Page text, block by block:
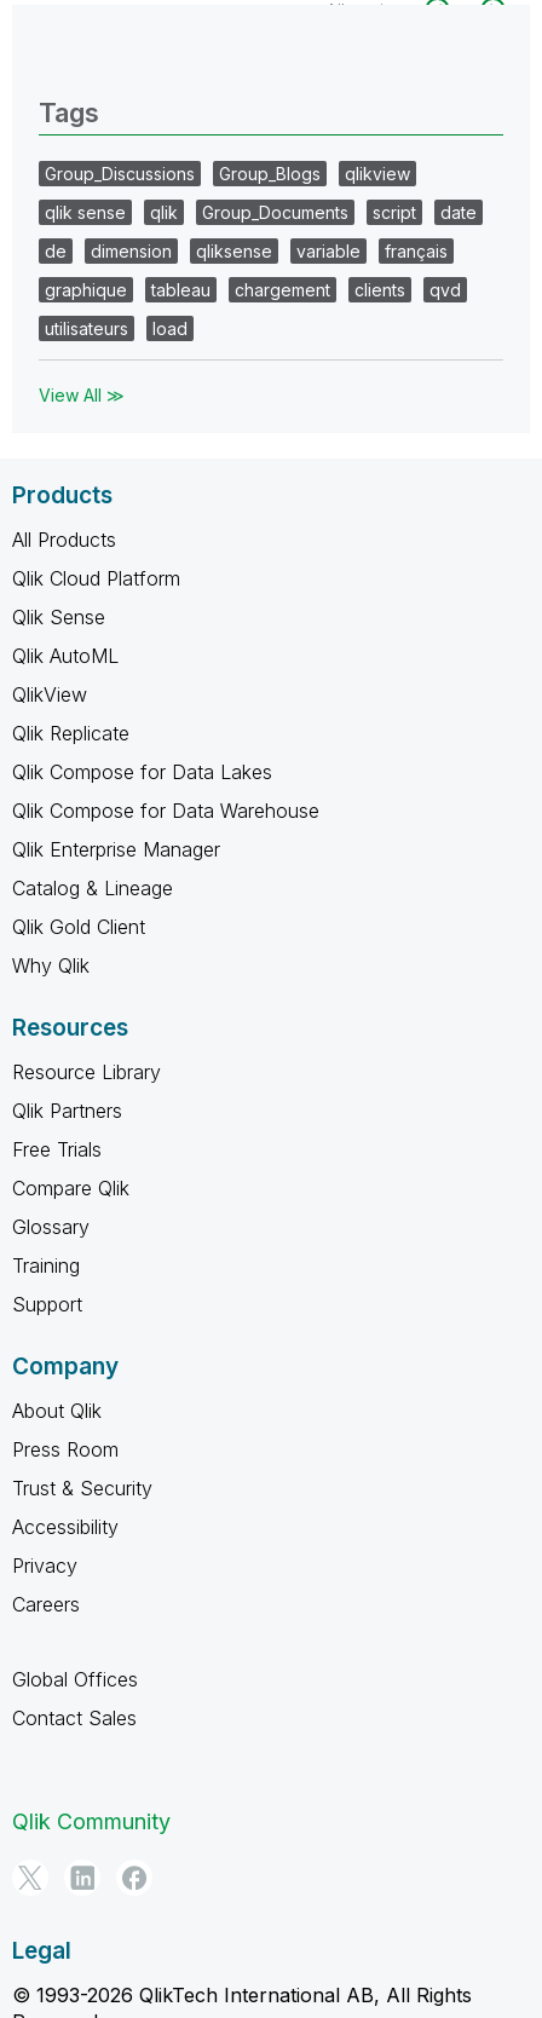
All topics
Tags
Group_Discussions Group_Blogs
qlikview
qlik sense
qlik Group_Documents script
date
de
dimension qliksense variable
français
graphique
tableau chargement clients
qvd
utilisateurs
load
View All ≫
Products
All Products
Qlik Cloud Platform
Qlik Sense
Qlik AutoML
QlikView
Qlik Replicate
Qlik Compose for Data Lakes
Qlik Compose for Data Warehouse
Qlik Enterprise Manager
Catalog & Lineage
Qlik Gold Client
Why Qlik
Resources
Resource Library
Qlik Partners
Free Trials
Compare Qlik
Glossary
Training
Support
Company
About Qlik
Press Room
Trust & Security
Accessibility
Privacy
Careers
Global Offices
Contact Sales
Qlik Community
Legal
© 1993-2026 QlikTech International AB, All Rights